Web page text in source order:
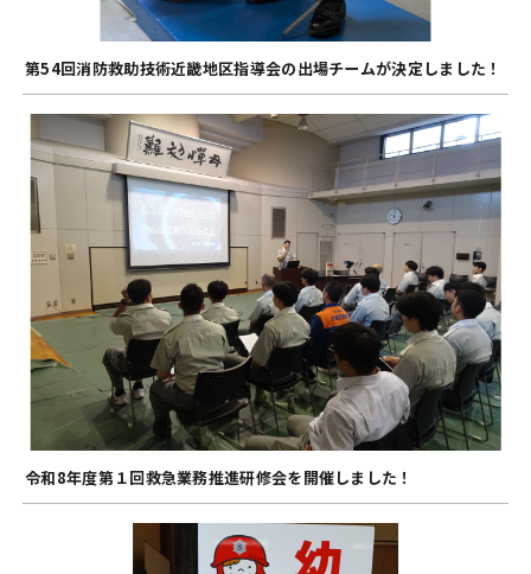
第54回消防救助技術近畿地区指導会の出場チームが決定しました！
令和8年度第１回救急業務推進研修会を開催しました！